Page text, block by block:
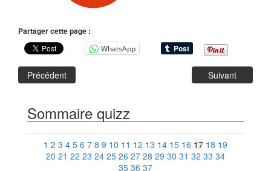
Partager cette page :
WhatsApp
Précédent Suivant
Sommaire quizz
1 2 3 4 5 6 7 8 9 10 11 12 13 14 15 16 17 18 19
20 21 22 23 24 25 26 27 28 29 30 31 32 33 34
35 36 37